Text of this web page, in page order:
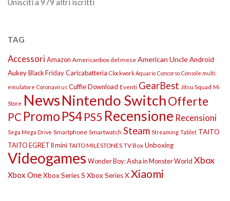
Unisciti a 979 altri iscritti
TAG
AccessoriAmazon Americanbox del mese American UncleAndroid
AukeyBlack FridayCaricabatteria Clockwork Aquario Concorso Console multi
emulatore Coronavirus CuffieDownload Eventi GearBest Jitsu Squad Mi
Store NewsNintendo SwitchOfferte
PC Promo PS4PS5 Recensione Recensioni
Sega Mega Drive Smartphone Smartwatch Steam Streaming Tablet TAITO
TAITO EGRET II mini TAITO MILESTONES TV Box Unboxing
Videogames Wonder Boy: Asha in Monster World Xbox
Xbox OneXbox Series S Xbox Series XXiaomi